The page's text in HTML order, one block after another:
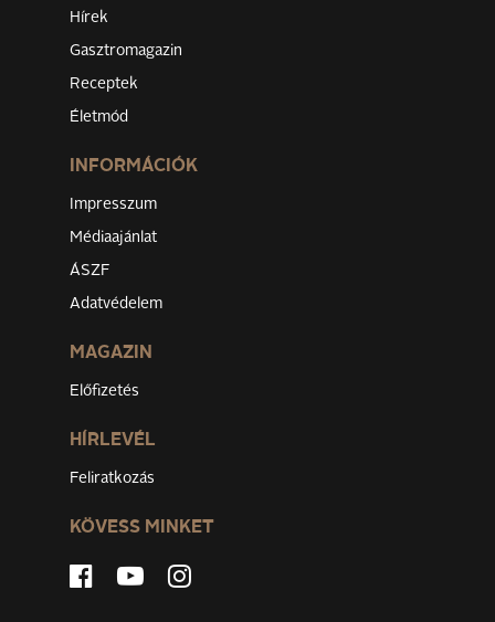
Hírek
Gasztromagazin
Receptek
Életmód
INFORMÁCIÓK
Impresszum
Médiaajánlat
ÁSZF
Adatvédelem
MAGAZIN
Előfizetés
HÍRLEVÉL
Feliratkozás
KÖVESS MINKET